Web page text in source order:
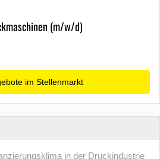
(m/w/d)
im Stellenmarkt
in der Druckindustrie